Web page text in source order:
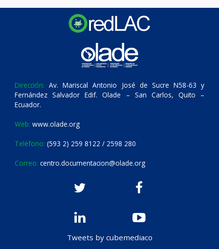
Dirección: Av. Mariscal Antonio José de Sucre N58-63 y
Fernández Salvador Edif. Olade – San Carlos, Quito –
Ecuador.
Web: www.olade.org
Teléfono: (593 2) 259 8122 / 2598 280
Correo: centro.documentacion@olade.org
Tweets by cubemediaco